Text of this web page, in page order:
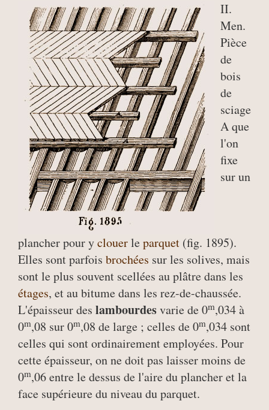
II.
Men.
Pièce
de
bois
de
sciage
A que
l'on
fixe
sur un
plancher pour yclouerleparquet (fig. 1895).
Elles sont parfois brochées sur les solives, mais
sont le plus souvent scellées au plâtre dans les
étages, et au bitume dans les rez-de-chaussée.
L'épaisseur des lambourdesvarie de 0m,034 à
0m,08 sur 0m,08 de large ; celles de 0m,034 sont
celles qui sont ordinairement employées. Pour
cette épaisseur, on ne doit pas laisser moins de
0m,06 entre le dessus de l'aire du plancher et la
face supérieure du niveau du parquet.